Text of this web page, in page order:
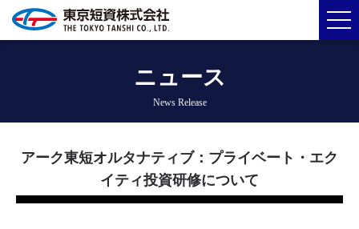
ニュース
News Release
アーク東短オルタナティブ：プライベート・エク
イティ投資研修について